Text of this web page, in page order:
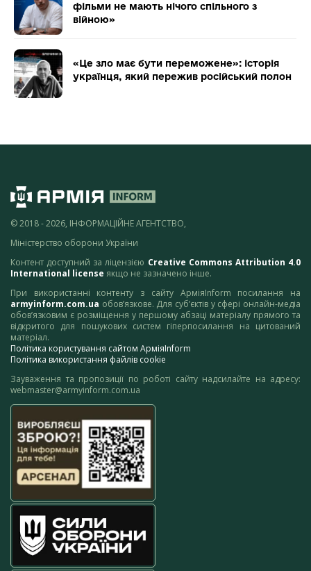
фільми не мають нічого спільного з
війною»
«Це зло має бути переможене»: історія
українця, який пережив російський полон
© 2018 - 2026, ІНФОРМАЦІЙНЕ АГЕНТСТВО,
Міністерство оборони України
Контент доступний за ліцензією Creative Commons Attribution 4.0
International license якщо не зазначено інше.
При використанні контенту з сайту АрміяInform посилання на
armyinform.com.ua обов’язкове. Для суб’єктів у сфері онлайн-медіа
обов’язковим є розміщення у першому абзаці матеріалу прямого та
відкритого для пошукових систем гіперпосилання на цитований
матеріал.
Політика користування сайтом АрміяInform
Політика використання файлів cookie
Зауваження та пропозиції по роботі сайту надсилайте на адресу:
webmaster@armyinform.com.ua